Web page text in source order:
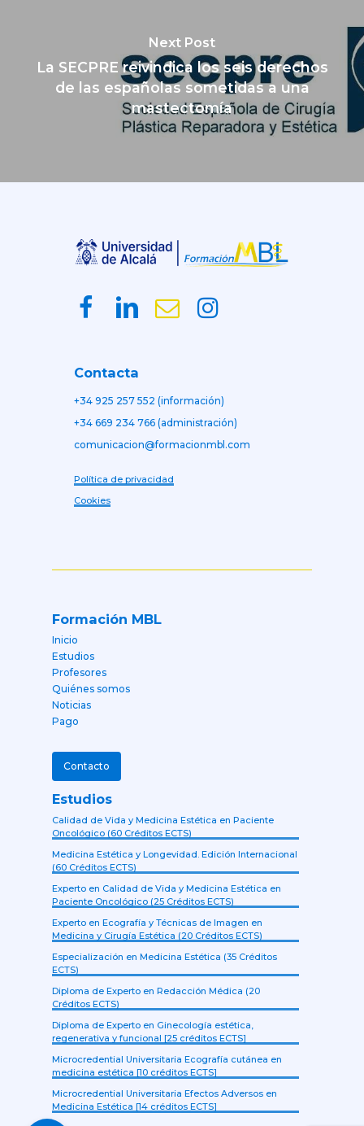
Next Post
La SECPRE reivindica los seis derechos
de las españolas sometidas a una
mastectomía
Contacta
+34 925 257 552 (información)
+34 669 234 766 (administración)
comunicacion@formacionmbl.com
Política de privacidad
Cookies
Formación MBL
Inicio
Estudios
Profesores
Quiénes somos
Noticias
Pago
Contacto
Estudios
Calidad de Vida y Medicina Estética en Paciente
Oncológico (60 Créditos ECTS)
Medicina Estética y Longevidad. Edición Internacional
(60 Créditos ECTS)
Experto en Calidad de Vida y Medicina Estética en
Paciente Oncológico (25 Créditos ECTS)
Experto en Ecografía y Técnicas de Imagen en
Medicina y Cirugía Estética (20 Créditos ECTS)
Especialización en Medicina Estética (35 Créditos
ECTS)
Diploma de Experto en Redacción Médica (20
Créditos ECTS)
Diploma de Experto en Ginecología estética,
regenerativa y funcional [25 créditos ECTS]
Microcredential Universitaria Ecografía cutánea en
medicina estética [10 créditos ECTS]
Microcredential Universitaria Efectos Adversos en
Medicina Estética [14 créditos ECTS]